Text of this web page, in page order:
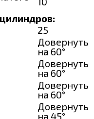
25
Довернуть
на 60°
Довернуть
на 60°
Довернуть
на 60°
Довернуть
на 45°